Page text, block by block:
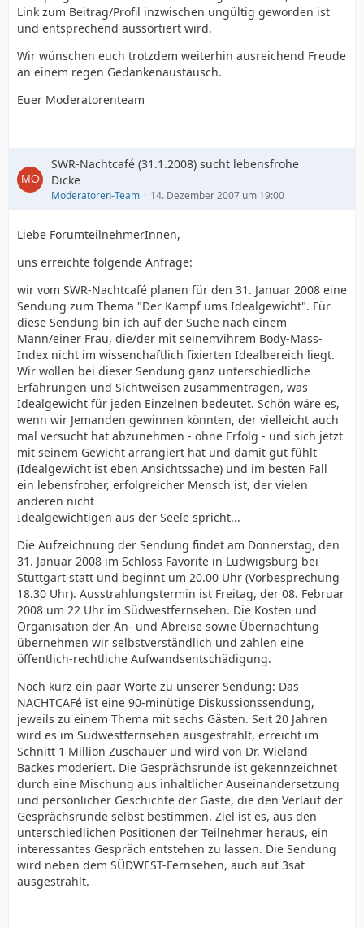
Link zum Beitrag/Profil inzwischen ungültig geworden ist
und entsprechend aussortiert wird.
Wir wünschen euch trotzdem weiterhin ausreichend Freude
an einem regen Gedankenaustausch.
Euer Moderatorenteam
SWR-Nachtcafé (31.1.2008) sucht lebensfrohe
Dicke
Moderatoren-Team 14. Dezember 2007 um 19:00
Liebe ForumteilnehmerInnen,
uns erreichte folgende Anfrage:
wir vom SWR-Nachtcafé planen für den 31. Januar 2008 eine
Sendung zum Thema "Der Kampf ums Idealgewicht". Für
diese Sendung bin ich auf der Suche nach einem
Mann/einer Frau, die/der mit seinem/ihrem Body-Mass-
Index nicht im wissenchaftlich fixierten Idealbereich liegt.
Wir wollen bei dieser Sendung ganz unterschiedliche
Erfahrungen und Sichtweisen zusammentragen, was
Idealgewicht für jeden Einzelnen bedeutet. Schön wäre es,
wenn wir Jemanden gewinnen könnten, der vielleicht auch
mal versucht hat abzunehmen - ohne Erfolg - und sich jetzt
mit seinem Gewicht arrangiert hat und damit gut fühlt
(Idealgewicht ist eben Ansichtssache) und im besten Fall
ein lebensfroher, erfolgreicher Mensch ist, der vielen
anderen nicht
Idealgewichtigen aus der Seele spricht...
Die Aufzeichnung der Sendung findet am Donnerstag, den
31. Januar 2008 im Schloss Favorite in Ludwigsburg bei
Stuttgart statt und beginnt um 20.00 Uhr (Vorbesprechung
18.30 Uhr). Ausstrahlungstermin ist Freitag, der 08. Februar
2008 um 22 Uhr im Südwestfernsehen. Die Kosten und
Organisation der An- und Abreise sowie Übernachtung
übernehmen wir selbstverständlich und zahlen eine
öffentlich-rechtliche Aufwandsentschädigung.
Noch kurz ein paar Worte zu unserer Sendung: Das
NACHTCAFé ist eine 90-minütige Diskussionssendung,
jeweils zu einem Thema mit sechs Gästen. Seit 20 Jahren
wird es im Südwestfernsehen ausgestrahlt, erreicht im
Schnitt 1 Million Zuschauer und wird von Dr. Wieland
Backes moderiert. Die Gesprächsrunde ist gekennzeichnet
durch eine Mischung aus inhaltlicher Auseinandersetzung
und persönlicher Geschichte der Gäste, die den Verlauf der
Gesprächsrunde selbst bestimmen. Ziel ist es, aus den
unterschiedlichen Positionen der Teilnehmer heraus, ein
interessantes Gespräch entstehen zu lassen. Die Sendung
wird neben dem SÜDWEST-Fernsehen, auch auf 3sat
ausgestrahlt.